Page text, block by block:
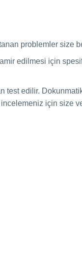
problemler size
edilmesi için
test edilir.
için size